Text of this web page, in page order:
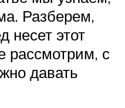
Разберем,
несет этот
рассмотрим, с
давать